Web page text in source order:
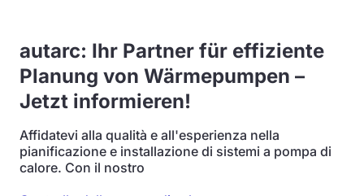
autarc: Ihr Partner für effiziente
Planung von Wärmepumpen –
Jetzt informieren!
Affidatevi alla qualità e all'esperienza nella
pianificazione e installazione di sistemi a pompa di
calore. Con il nostro